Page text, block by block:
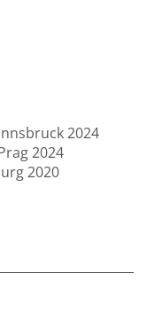
2024
2024
2020